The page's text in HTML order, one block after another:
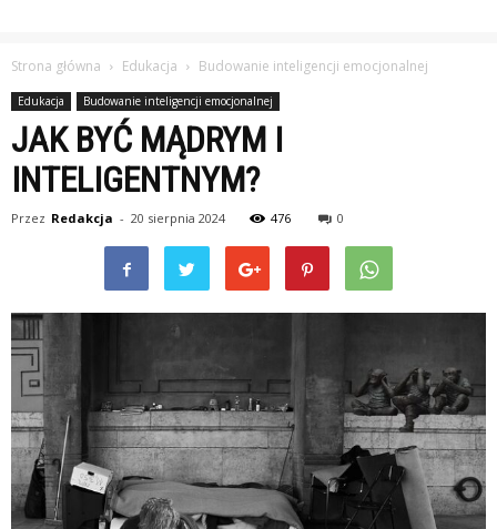
Strona główna Edukacja Budowanie inteligencji emocjonalnej
Edukacja Budowanie inteligencji emocjonalnej
JAK BYĆ MĄDRYM I
INTELIGENTNYM?
Przez Redakcja - 20 sierpnia 2024 476 0